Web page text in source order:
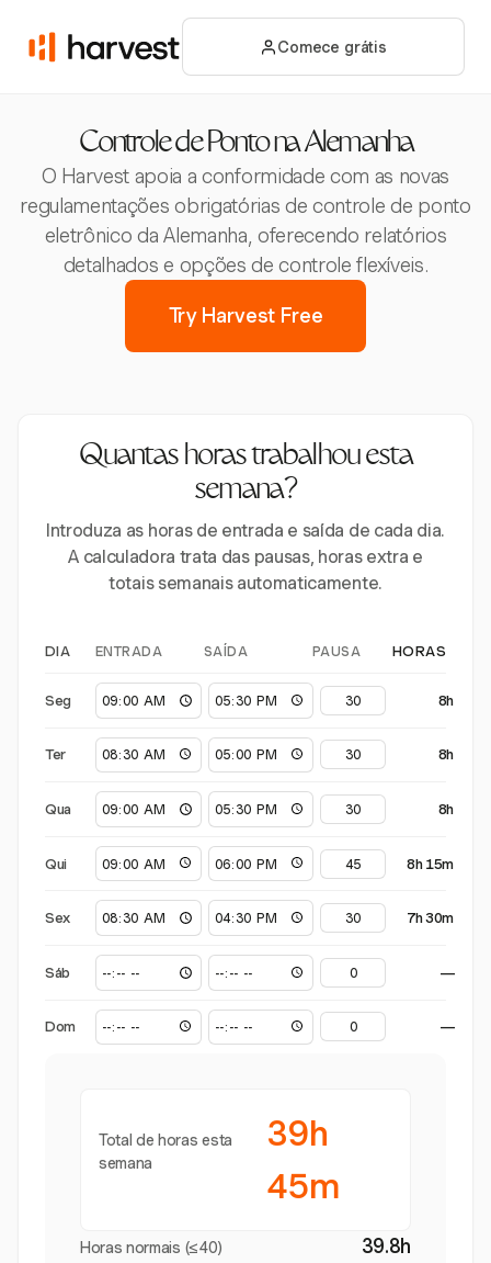
Comece grátis
Controle de Ponto na Alemanha
O Harvest apoia a conformidade com as novas
regulamentações obrigatórias de controle de ponto
eletrônico da Alemanha, oferecendo relatórios
detalhados e opções de controle flexíveis.
Try Harvest Free
Quantas horas trabalhou esta
semana?
Introduza as horas de entrada e saída de cada dia.
A calculadora trata das pausas, horas extra e
totais semanais automaticamente.
DIA ENTRADA SAÍDA PAUSA HORAS
Seg 8h
Ter 8h
Qua 8h
Qui 8h 15m
Sex 7h 30m
Sáb —
Dom —
Total de horas esta
semana
39h
45m
Horas normais (≤40) 39.8h